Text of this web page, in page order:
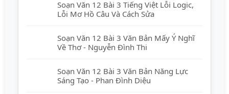
Soạn Văn 12 Bài 3 Tiếng Việt Lỗi Logic,
Lỗi Mơ Hồ Câu Và Cách Sửa
Soạn Văn 12 Bài 3 Văn Bản Mấy Ý Nghĩ
Về Thơ - Nguyễn Đình Thi
Soạn Văn 12 Bài 3 Văn Bản Năng Lực
Sáng Tạo - Phan Đình Diệu